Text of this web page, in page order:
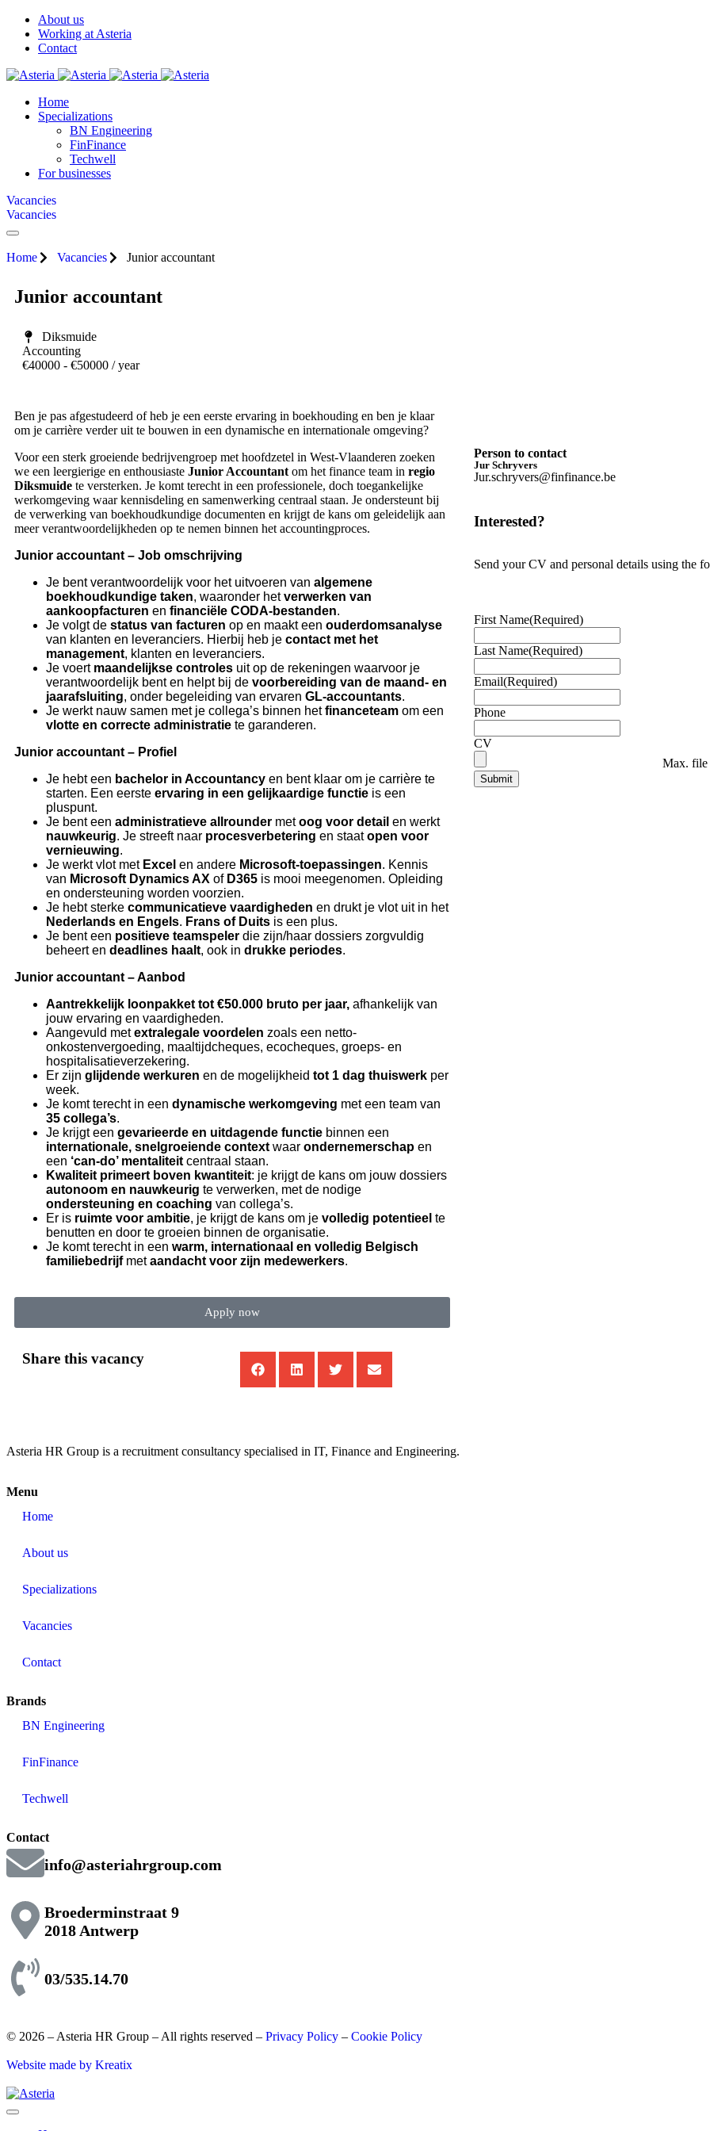
About us
Working at Asteria
Contact
Home
Specializations
BN Engineering
FinFinance
Techwell
For businesses
Vacancies
Vacancies
Home Vacancies Junior accountant
Junior accountant
Diksmuide
Accounting
€40000 - €50000 / year
Ben je pas afgestudeerd of heb je een eerste ervaring in boekhouding en ben je klaar
om je carrière verder uit te bouwen in een dynamische en internationale omgeving?
Voor een sterk groeiende bedrijvengroep met hoofdzetel in West-Vlaanderen zoeken
we een leergierige en enthousiaste Junior Accountant om het finance team in regio
Diksmuide te versterken. Je komt terecht in een professionele, doch toegankelijke
werkomgeving waar kennisdeling en samenwerking centraal staan. Je ondersteunt bij
de verwerking van boekhoudkundige documenten en krijgt de kans om geleidelijk aan
meer verantwoordelijkheden op te nemen binnen het accountingproces.
Junior accountant – Job omschrijving
Je bent verantwoordelijk voor het uitvoeren van algemene
boekhoudkundige taken, waaronder hetverwerken van
aankoopfacturen en financiële CODA-bestanden.
Je volgt de status van facturen op en maakt een ouderdomsanalyse
van klanten en leveranciers. Hierbij heb je contact met het
management, klanten en leveranciers.
Je voert maandelijkse controles uit op de rekeningen waarvoor je
verantwoordelijk bent en helpt bij de voorbereiding van de maand- en
jaarafsluiting, onder begeleiding van ervaren GL-accountants.
Je werkt nauw samen met je collega’s binnen hetfinanceteam om een
vlotte en correcte administratie te garanderen.
Junior accountant – Profiel
Je hebt een bachelor in Accountancy en bent klaar om je carrière te
starten. Een eerste ervaring in een gelijkaardige functie is een
pluspunt.
Je bent een administratieve allrounder metoog voor detail en werkt
nauwkeurig. Je streeft naar procesverbetering en staatopen voor
vernieuwing.
Je werkt vlot met Excel en andere Microsoft-toepassingen. Kennis
van Microsoft Dynamics AX of D365 is mooi meegenomen. Opleiding
en ondersteuning worden voorzien.
Je hebt sterke communicatieve vaardigheden en drukt je vlot uit in het
Nederlands en Engels. Frans of Duits is een plus.
Je bent een positieve teamspeler die zijn/haar dossiers zorgvuldig
beheert en deadlines haalt, ook in drukke periodes.
Junior accountant – Aanbod
Aantrekkelijk loonpakket tot €50.000 bruto per jaar, afhankelijk van
jouw ervaring en vaardigheden.
Aangevuld metextralegale voordelen zoals een netto-
onkostenvergoeding, maaltijdcheques, ecocheques, groeps- en
hospitalisatieverzekering.
Er zijn glijdende werkuren en de mogelijkheid tot 1 dag thuiswerk per
week.
Je komt terecht in een dynamische werkomgeving met een team van
35 collega’s.
Je krijgt een gevarieerde en uitdagende functie binnen een
internationale, snelgroeiende context waar ondernemerschap en
een ‘can-do’ mentaliteit centraal staan.
Kwaliteit primeert boven kwantiteit: je krijgt de kans om jouw dossiers
autonoom en nauwkeurig te verwerken, met de nodige
ondersteuning en coaching van collega’s.
Er is ruimte voor ambitie, je krijgt de kans om je volledig potentieel te
benutten en door te groeien binnen de organisatie.
Je komt terecht in een warm, internationaal en volledig Belgisch
familiebedrijfmetaandacht voor zijn medewerkers.
Apply now
Share this vacancy
Person to contact
Jur Schryvers
Jur.schryvers@finfinance.be
Interested?
Send your CV and personal details using the
First Name(Required)
Last Name(Required)
Email(Required)
Phone
CV
Max. file
Asteria HR Group is a recruitment consultancy specialised in IT, Finance and Engineering.
Menu
Home
About us
Specializations
Vacancies
Contact
Brands
BN Engineering
FinFinance
Techwell
Contact
info@asteriahrgroup.com
Broederminstraat 9
2018 Antwerp
03/535.14.70
© 2026 – Asteria HR Group – All rights reserved – Privacy Policy – Cookie Policy
Website made by Kreatix